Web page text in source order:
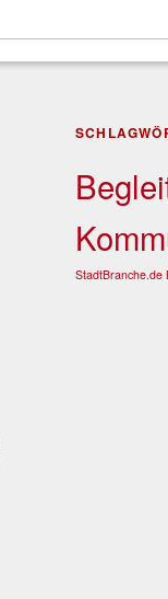
StadtBranche.de